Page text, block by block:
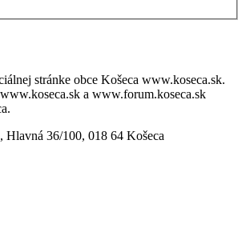
stránke obce Košeca www.koseca.sk.
a www.forum.koseca.sk
Hlavná 36/100, 018 64 Košeca